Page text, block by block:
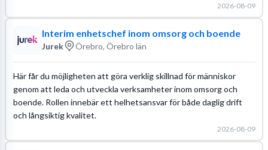
2026-08-09
Interim enhetschef inom omsorg och boende
Jurek Örebro, Örebro län
Här får du möjligheten att göra verklig skillnad för människor
genom att leda och utveckla verksamheter inom omsorg och
boende. Rollen innebär ett helhetsansvar för både daglig drift
och långsiktig kvalitet.
2026-08-09